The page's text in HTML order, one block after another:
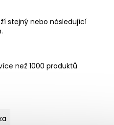
stejný nebo následující
než 1000 produktů